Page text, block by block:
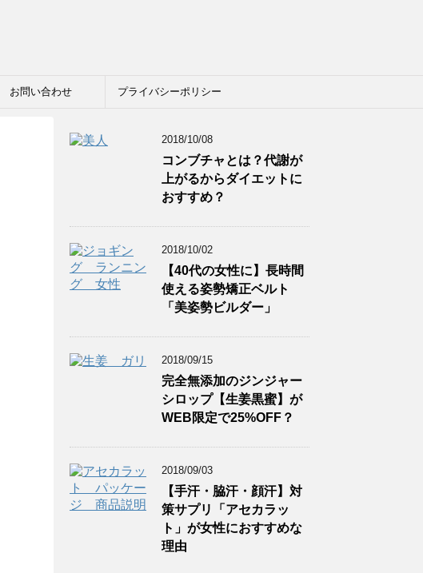
お問い合わせ プライバシーポリシー
2018/10/08
コンブチャとは？代謝が
上がるからダイエットに
おすすめ？
2018/10/02
【40代の女性に】長時間
使える姿勢矯正ベルト
「美姿勢ビルダー」
2018/09/15
完全無添加のジンジャー
シロップ【生姜黒蜜】が
WEB限定で25%OFF？
2018/09/03
【手汗・脇汗・顔汗】対
策サプリ「アセカラッ
ト」が女性におすすめな
理由